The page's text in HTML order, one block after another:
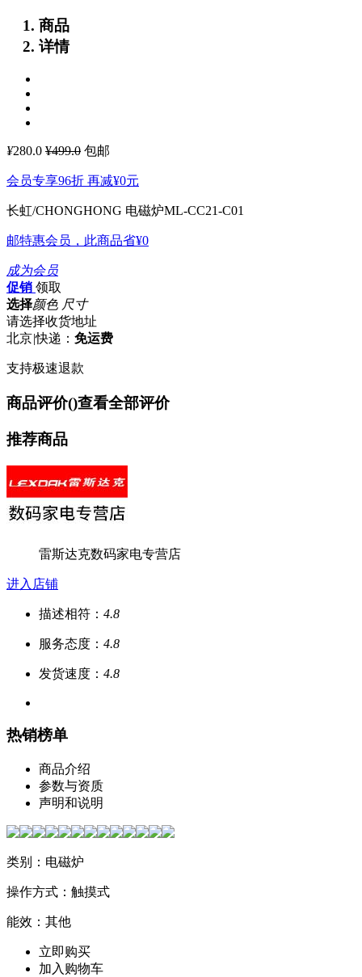
商品
详情
¥280.0 ¥499.0 包邮
会员专享96折 再减¥0元
长虹/CHONGHONG 电磁炉ML-CC21-C01
邮特惠会员，此商品省¥0
成为会员
促销 领取
选择颜色 尺寸
请选择收货地址
北京|快递： 免运费
支持极速退款
商品评价()查看全部评价
推荐商品
雷斯达克数码家电专营店
进入店铺
描述相符： 4.8
服务态度： 4.8
发货速度： 4.8
热销榜单
商品介绍
参数与资质
声明和说明
类别：电磁炉
操作方式：触摸式
能效：其他
立即购买
加入购物车